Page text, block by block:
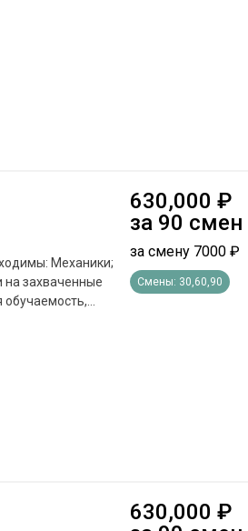
поставленных
по
от региона
Механики;
на захваченные
обучаемость,
поставленных
по
от региона
630,000 ₽
за 90 смен
за смену 7000 ₽
Смены: 30,60,90
630,000 ₽